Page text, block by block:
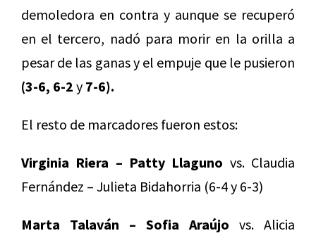
demoledora en contra y aunque se recuperó
en el tercero, nadó para morir en la orilla a
pesar de las ganas y el empuje que le pusieron
(3-6, 6-2 y 7-6).
El resto de marcadores fueron estos:
Virginia Riera – Patty Llaguno vs. Claudia
Fernández – Julieta Bidahorria (6-4 y 6-3)
Marta Talaván – Sofia Araújo vs. Alicia